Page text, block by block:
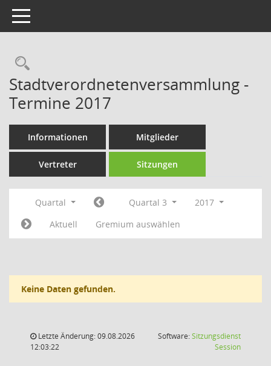
Toggle navigation
Rechercheauswahl
Stadtverordnetenversammlung -
Termine 2017
Informationen Mitglieder
Vertreter Sitzungen
Quartal Quartal 3
2017
Aktuell
Gremium auswählen
Keine Daten gefunden.
Letzte Änderung: 09.08.2026
12:03:22
Software:Sitzungsdienst
Session(Wird in